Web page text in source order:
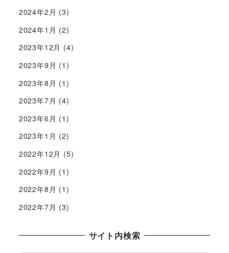
2024年2月 (3)
2024年1月 (2)
2023年12月 (4)
2023年9月 (1)
2023年8月 (1)
2023年7月 (4)
2023年6月 (1)
2023年1月 (2)
2022年12月 (5)
2022年9月 (1)
2022年8月 (1)
2022年7月 (3)
サイト内検索